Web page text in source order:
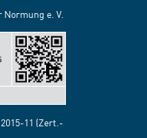
e. V.
11 (Zert.-